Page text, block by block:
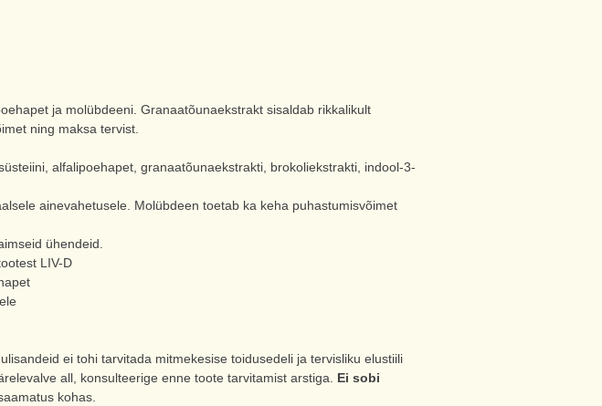
ja molübdeeni. Granaatõunaekstrakt sisaldab rikkalikult
ning maksa tervist.
alfalipoehapet, granaatõunaekstrakti, brokoliekstrakti, indool-3-
ainevahetusele. Molübdeen toetab ka keha puhastumisvõimet
ühendeid.
LIV-D
ei tohi tarvitada mitmekesise toidusedeli ja tervisliku elustiili
all, konsulteerige enne toote tarvitamist arstiga. Ei sobi
kohas.